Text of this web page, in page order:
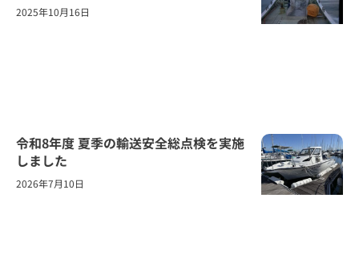
2025年10月16日
令和8年度 夏季の輸送安全総点検を実施
しました
2026年7月10日